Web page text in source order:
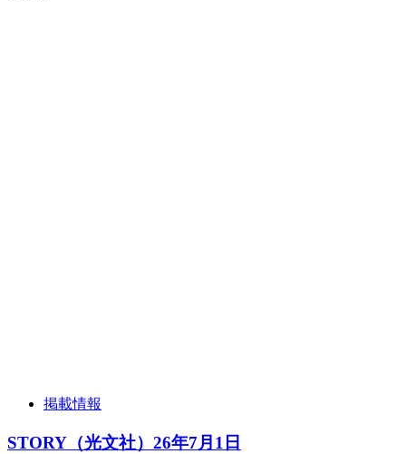
掲載情報
STORY（光文社）26年7月1日